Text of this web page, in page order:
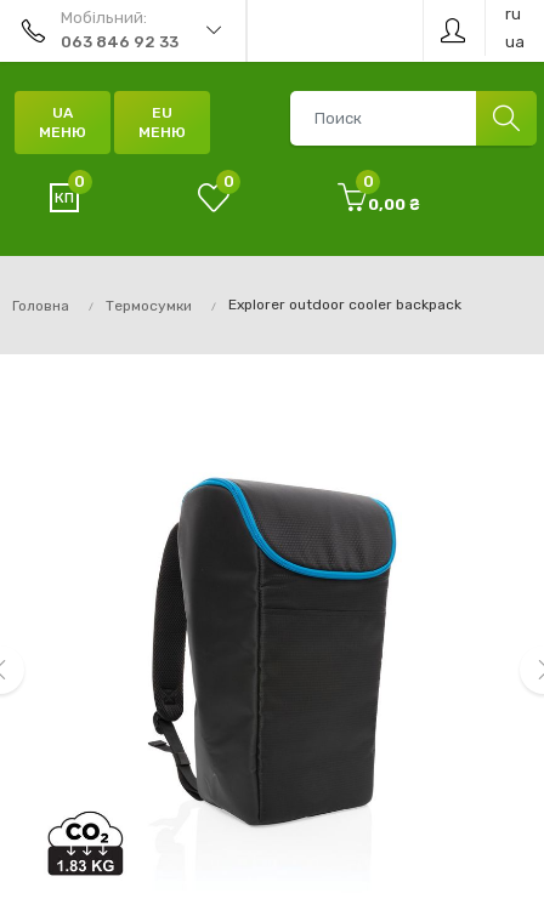
Мобільний:
063 846 92 33
ru
ua
UA
МЕНЮ
EU
МЕНЮ
0 0
0
0,00 ₴
Головна Термосумки Explorer outdoor cooler backpack